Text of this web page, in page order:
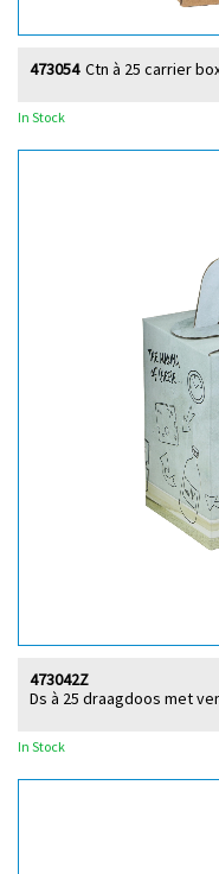
Ctn à 25 carrier
473054
In Stock
Ds à 25 draagdoos met
473042Z
In Stock